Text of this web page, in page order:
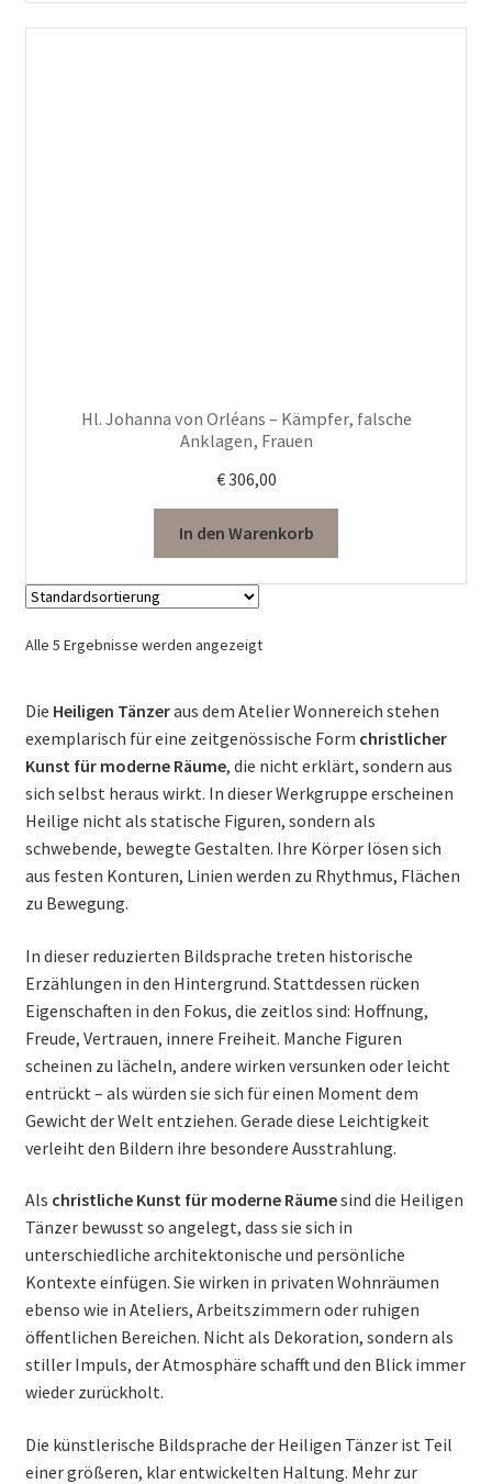
Hl. Johanna von Orléans – Kämpfer, falsche
Anklagen, Frauen
€306,00
In den Warenkorb
Alle 5 Ergebnisse werden angezeigt
Die Heiligen Tänzeraus dem Atelier Wonnereich stehen
exemplarisch für eine zeitgenössische Form christlicher
Kunst für moderne Räume, die nicht erklärt, sondern aus
sich selbst heraus wirkt. In dieser Werkgruppe erscheinen
Heilige nicht als statische Figuren, sondern als
schwebende, bewegte Gestalten. Ihre Körper lösen sich
aus festen Konturen, Linien werden zu Rhythmus, Flächen
zu Bewegung.
In dieser reduzierten Bildsprache treten historische
Erzählungen in den Hintergrund. Stattdessen rücken
Eigenschaften in den Fokus, die zeitlos sind: Hoffnung,
Freude, Vertrauen, innere Freiheit. Manche Figuren
scheinen zu lächeln, andere wirken versunken oder leicht
entrückt – als würden sie sich für einen Moment dem
Gewicht der Welt entziehen. Gerade diese Leichtigkeit
verleiht den Bildern ihre besondere Ausstrahlung.
Als christliche Kunst für moderne Räumesind die Heiligen
Tänzer bewusst so angelegt, dass sie sich in
unterschiedliche architektonische und persönliche
Kontexte einfügen. Sie wirken in privaten Wohnräumen
ebenso wie in Ateliers, Arbeitszimmern oder ruhigen
öffentlichen Bereichen. Nicht als Dekoration, sondern als
stiller Impuls, der Atmosphäre schafft und den Blick immer
wieder zurückholt.
Die künstlerische Bildsprache der Heiligen Tänzer ist Teil
einer größeren, klar entwickelten Haltung. Mehr zur